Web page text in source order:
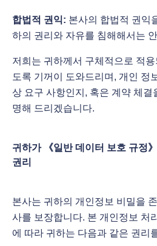
합법적 권익: 본사의 합법적 권익
하의 권리와 자유를 침해해서는
저희는 귀하께서 구체적으로 적
도록 기꺼이 도와드리며, 개인 정
상 요구 사항인지, 혹은 계약 체결
명해 드리겠습니다.
귀하가 《일반 데이터 보호 규정
권리
본사는 귀하의 개인정보 비밀을
사를 보장합니다. 본 개인정보 처
에 따라 귀하는 다음과 같은 권리